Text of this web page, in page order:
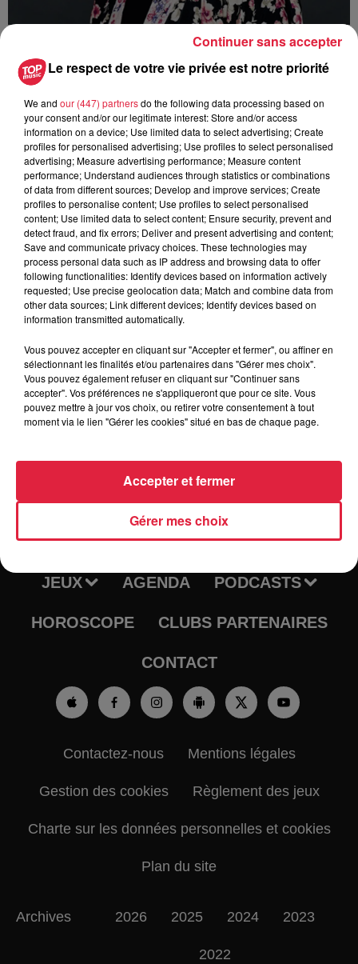
Ajouter à votre calendrier
Date
du 24 mai 2019 à 0h00
au24 mai 2019 à 0h00
Lieu Les Tanzmatten à SÉLESTAT (67)
Tarif Gratuit
RADIO INFOS
TRAQUEURS D'EMPLOI CASTING
JEUX AGENDA PODCASTS
HOROSCOPE CLUBS PARTENAIRES
CONTACT
Contactez-nous Mentions légales
Gestion des cookies Règlement des jeux
Charte sur les données personnelles et cookies
Plan du site
Archives 2026 2025 2024 2023
2022
Le respect de votre vie privée est notre priorité
We and our (447) partnersdo the following data processing based on
your consent and/or our legitimate interest: Store and/or access
information on a device; Use limited data to select advertising; Create
profiles for personalised advertising; Use profiles to select personalised
advertising; Measure advertising performance; Measure content
performance; Understand audiences through statistics or combinations
of data from different sources; Develop and improve services; Create
profiles to personalise content; Use profiles to select personalised
content; Use limited data to select content; Ensure security, prevent and
detect fraud, and fix errors; Deliver and present advertising and content;
Save and communicate privacy choices. These technologies may
process personal data such as IP address and browsing data to offer
following functionalities: Identify devices based on information actively
requested; Use precise geolocation data; Match and combine data from
other data sources; Link different devices; Identify devices based on
information transmitted automatically.
Vous pouvez accepter en cliquant sur "Accepter et fermer", ou affiner en
sélectionnant les finalités et/ou partenaires dans "Gérer mes choix".
Vous pouvez également refuser en cliquant sur "Continuer sans
accepter". Vos préférences ne s'appliqueront que pour ce site. Vous
pouvez mettre à jour vos choix, ou retirer votre consentement à tout
moment via le lien "Gérer les cookies" situé en bas de chaque page.
Gérer mes choix
Accepter et fermer
Continuer sans accepter